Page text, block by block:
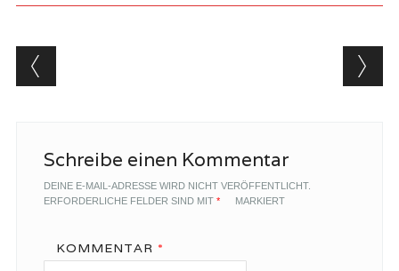
Beitragsnavigation
Schreibe einen Kommentar
DEINE E-MAIL-ADRESSE WIRD NICHT VERÖFFENTLICHT.
ERFORDERLICHE FELDER SIND MIT * MARKIERT
KOMMENTAR *